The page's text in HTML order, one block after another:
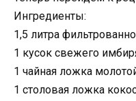
Ингредиенты:
1,5 литра
1 кусок свежего
1 чайная ложка
1 столовая ложка